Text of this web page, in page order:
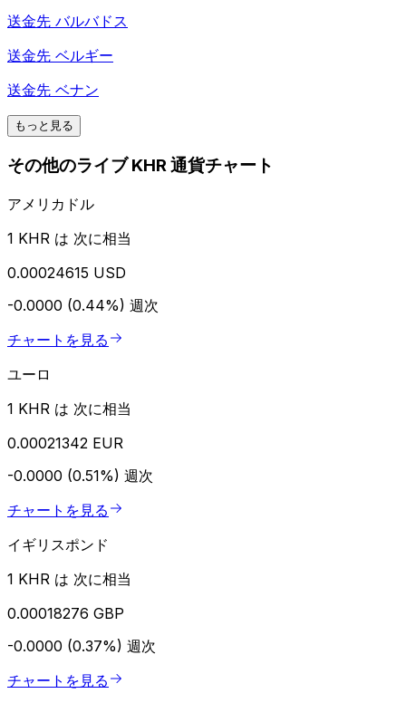
送金先 バルバドス
送金先 ベルギー
送金先 ベナン
もっと見る
その他のライブ KHR 通貨チャート
アメリカドル
1 KHR は 次に相当
0.00024615 USD
-0.0000 (0.44%) 週次
チャートを見る
ユーロ
1 KHR は 次に相当
0.00021342 EUR
-0.0000 (0.51%) 週次
チャートを見る
イギリスポンド
1 KHR は 次に相当
0.00018276 GBP
-0.0000 (0.37%) 週次
チャートを見る